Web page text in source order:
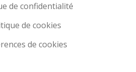
de confidentialité
de cookies
de cookies